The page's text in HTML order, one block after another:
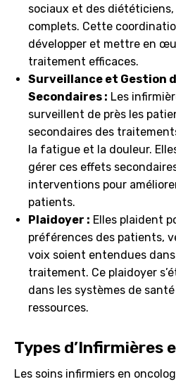
sociaux et des
complets. Cette
développer et mettre en
traitement efficaces.
Surveillance et Gestion
Secondaires : Les
surveillent de près les
secondaires des
la fatigue et la douleur.
gérer ces effets
interventions pour
patients.
Plaidoyer : Elles plaident
préférences des patients,
voix soient entendues
traitement. Ce plaidoyer
dans les systèmes de santé
ressources.
Types d’Infirmières
Les soins infirmiers en